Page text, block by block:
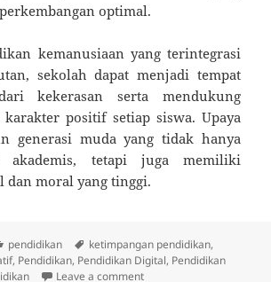
optimal.
kemanusiaan yang terintegrasi
sekolah dapat menjadi tempat
kekerasan serta mendukung
karakter positif setiap siswa. Upaya
generasi muda yang tidak hanya
akademis, tetapi juga memiliki
dan moral yang tinggi.
Categories
pendidikan Tags
ketimpangan pendidikan,
, Pendidikan, Pendidikan Digital, Pendidikan
Leave a commenton Menghidupkan